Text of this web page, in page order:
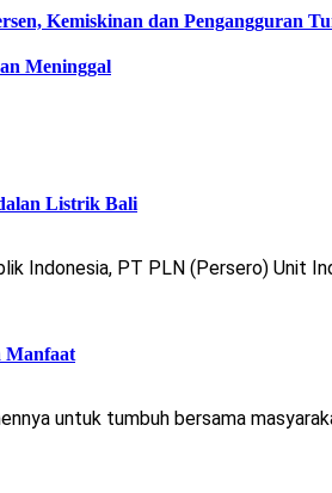
Kemiskinan dan Pengangguran
Meninggal
Listrik Bali
Indonesia, PT PLN (Persero) Unit
Manfaat
untuk tumbuh bersama